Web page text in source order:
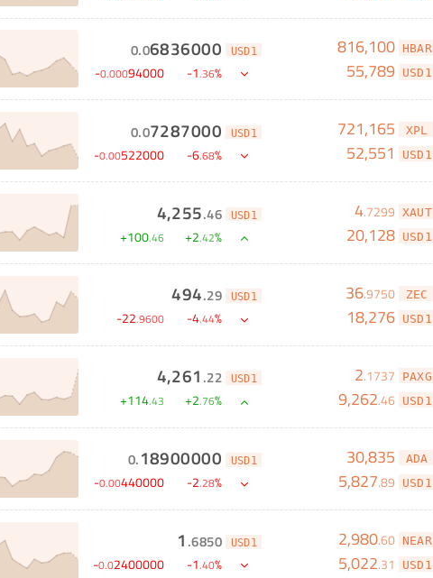
0.06836000 USD1
-0.00094000 -1.36%
816,100 HBAR
55,789 USD1
0.07287000 USD1
-0.00522000 -6.68%
721,165 XPL
52,551 USD1
4,255.46 USD1
+100.46 +2.42%
4.7299 XAUT
20,128 USD1
494.29 USD1
-22.9600 -4.44%
36.9750 ZEC
18,276 USD1
4,261 .22 USD1
+114.43 +2.76%
2.1737 PAXG
9,262.46 USD1
0.18900000 USD1
-0.00440000 -2.28%
30,835 ADA
5,827.89 USD1
1 .6850 USD1
-0.02400000 -1.40%
2,980.60 NEAR
5,022.31 USD1